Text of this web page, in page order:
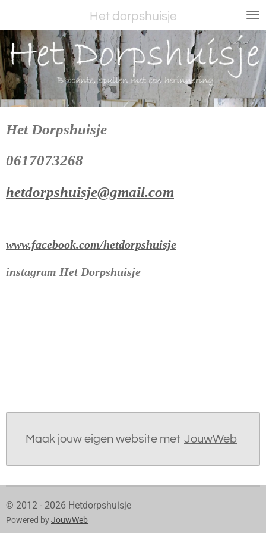
naar
de
hoofdinhoud
Het dorpshuisje
Het Dorpshuisje
0617073268
hetdorpshuisje@gmail.com
www.facebook.com/hetdorpshuisje
instagram Het Dorpshuisje
Maak jouw eigen website met JouwWeb
© 2012 - 2026 Hetdorpshuisje
Powered byJouwWeb